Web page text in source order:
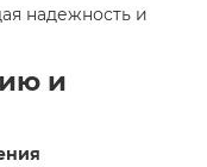
надежность и
и